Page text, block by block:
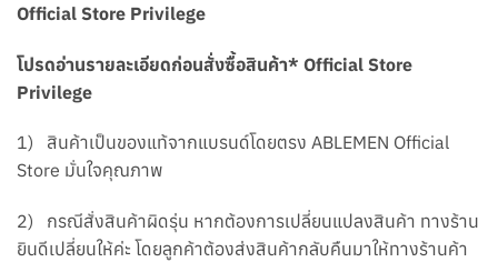
Official Store Privilege
โปรดอ่านรายละเอียดก่อนสั่งซื้อสินค้า* Official Store
Privilege
1) สินค้าเป็นของแท้จากแบรนด์โดยตรง ABLEMEN Official
Store มั่นใจคุณภาพ
2) กรณีสั่งสินค้าผิดรุ่น หากต้องการเปลี่ยนแปลงสินค้า ทางร้าน
ยินดีเปลี่ยนให้ค่ะ โดยลูกค้าต้องส่งสินค้ากลับคืนมาให้ทางร้านค้า